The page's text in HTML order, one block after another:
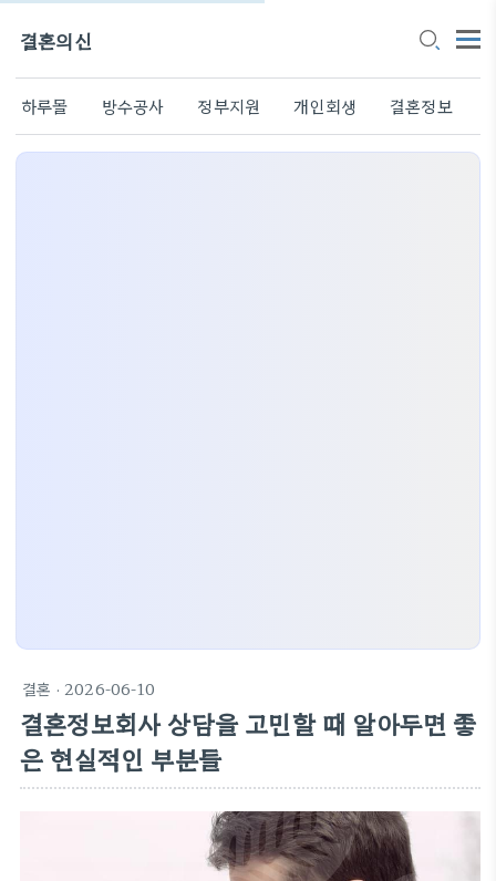
결혼의신
하루몰 방수공사 정부지원 개인회생 결혼정보
결혼 · 2026-06-10
결혼정보회사 상담을 고민할 때 알아두면 좋
은 현실적인 부분들